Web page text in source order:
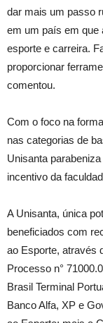
dar mais um passo
em um país em que
esporte e carreira.
proporcionar
comentou.
Com o foco na
nas categorias de
Unisanta
incentivo da
A Unisanta, única
beneficiados com
ao Esporte, através
Processo n°
Brasil Terminal
Banco Alfa, XP e